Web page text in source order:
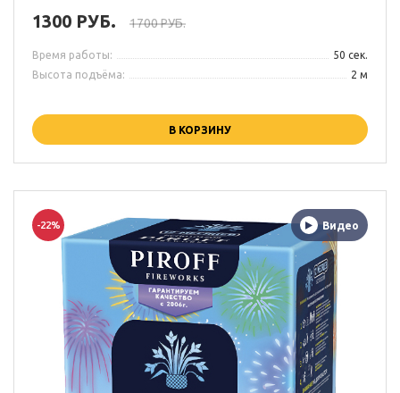
1300 РУБ.
1700 РУБ.
Время работы:
50 сек.
Высота подъёма:
2 м
В КОРЗИНУ
Видео
-22%